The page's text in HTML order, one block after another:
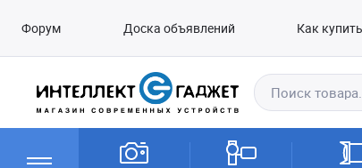
Форум Доска объявлений Как купить